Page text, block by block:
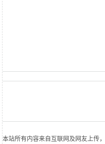
本站所有内容来自互联网及网友上传